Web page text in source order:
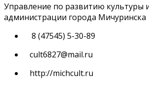
Управление по развитию культуры
администрации города Мичуринска
8 (47545) 5-30-89
cult6827@mail.ru
http://michcult.ru